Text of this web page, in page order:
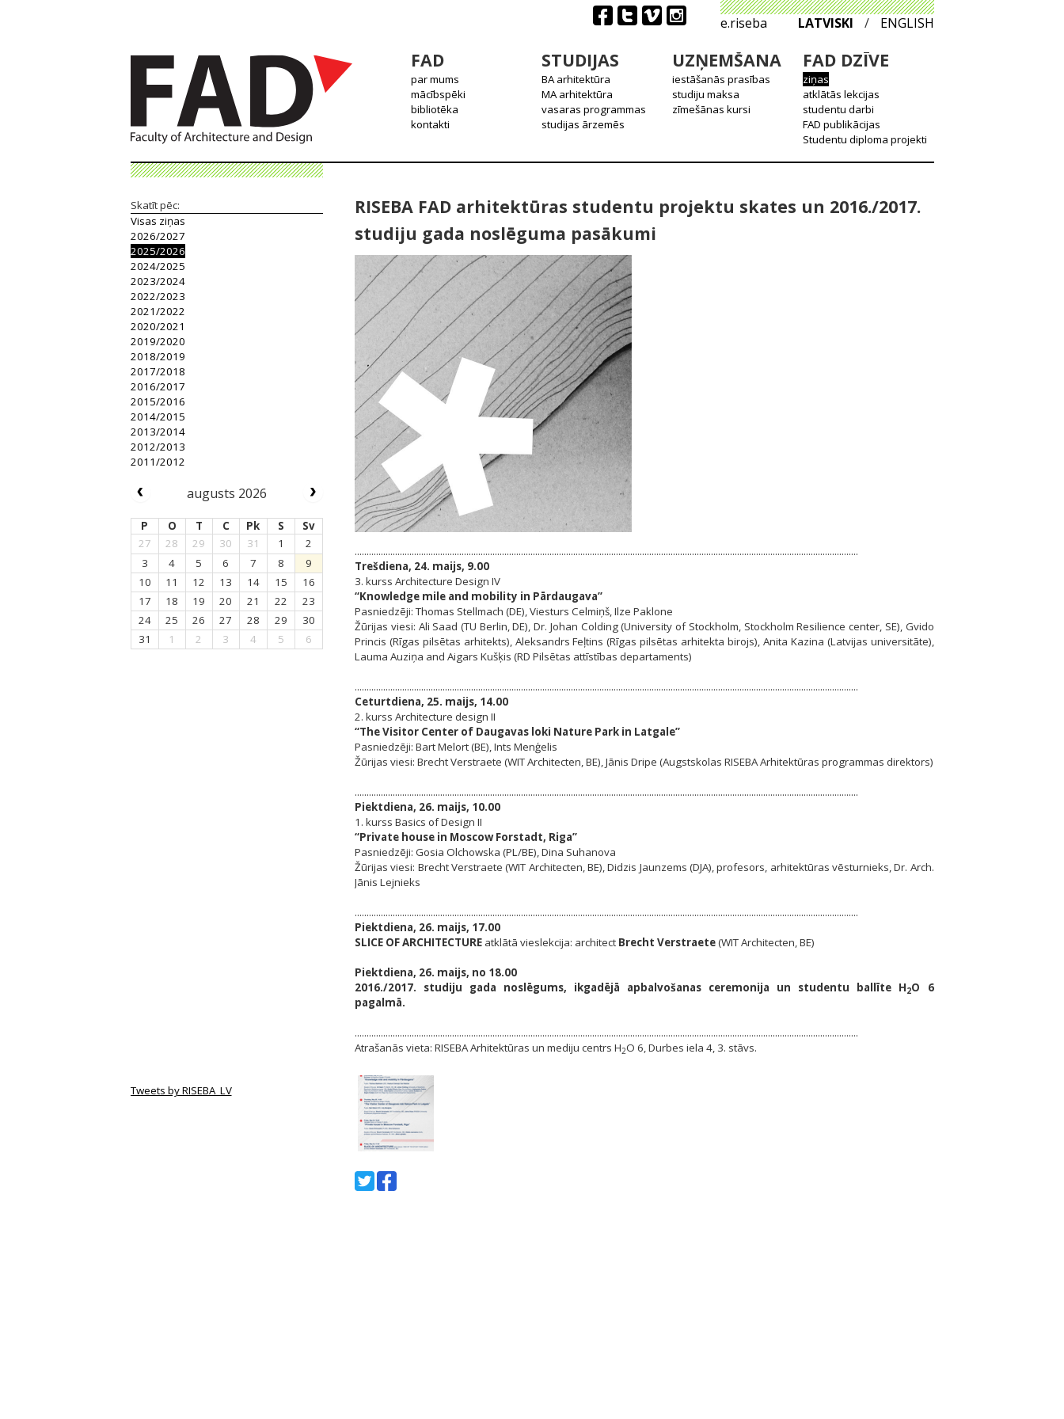
e.riseba LATVISKI / ENGLISH
FAD
par mums
mācībspēki
bibliotēka
kontakti
STUDIJAS
BA arhitektūra
MA arhitektūra
vasaras programmas
studijas ārzemēs
UZŅEMŠANA
iestāšanās prasības
studiju maksa
zīmešānas kursi
FAD DZĪVE
ziņas
atklātās lekcijas
studentu darbi
FAD publikācijas
Studentu diploma projekti
RISEBA FAD arhitektūras studentu projektu skates un 2016./2017.
studiju gada noslēguma pasākumi
....................................................................................................................................................................................................................
Trešdiena, 24. maijs, 9.00
3. kurss Architecture Design IV
“Knowledge mile and mobility in Pārdaugava”
Pasniedzēji: Thomas Stellmach (DE), Viesturs Celmiņš, Ilze Paklone
Žūrijas viesi: Ali Saad (TU Berlin, DE), Dr. Johan Colding (University of Stockholm, Stockholm Resilience center, SE), Gvido
Princis (Rīgas pilsētas arhitekts), Aleksandrs Feļtins (Rīgas pilsētas arhitekta birojs), Anita Kazina (Latvijas universitāte),
Lauma Auziņa and Aigars Kušķis (RD Pilsētas attīstības departaments)
....................................................................................................................................................................................................................
Ceturtdiena, 25. maijs, 14.00
2. kurss Architecture design II
“The Visitor Center of Daugavas loki Nature Park in Latgale”
Pasniedzēji: Bart Melort (BE), Ints Menģelis
Žūrijas viesi: Brecht Verstraete (WIT Architecten, BE), Jānis Dripe (Augstskolas RISEBA Arhitektūras programmas direktors)
....................................................................................................................................................................................................................
Piektdiena, 26. maijs, 10.00
1. kurss Basics of Design II
“Private house in Moscow Forstadt, Riga”
Pasniedzēji: Gosia Olchowska (PL/BE), Dina Suhanova
Žūrijas viesi: Brecht Verstraete (WIT Architecten, BE), Didzis Jaunzems (DJA), profesors, arhitektūras vēsturnieks, Dr. Arch.
Jānis Lejnieks
....................................................................................................................................................................................................................
Piektdiena, 26. maijs, 17.00
SLICE OF ARCHITECTURE atklātā vieslekcija: architect Brecht Verstraete(WIT Architecten, BE)
Piektdiena, 26. maijs, no 18.00
2016./2017. studiju gada noslēgums, ikgadējā apbalvošanas ceremonija un studentu ballīte H2O 6
pagalmā.
....................................................................................................................................................................................................................
Atrašanās vieta: RISEBA Arhitektūras un mediju centrs H2O 6, Durbes iela 4, 3. stāvs.
Skatīt pēc:
Visas ziņas
2026/2027
2025/2026
2024/2025
2023/2024
2022/2023
2021/2022
2020/2021
2019/2020
2018/2019
2017/2018
2016/2017
2015/2016
2014/2015
2013/2014
2012/2013
2011/2012
augusts 2026
P O T C Pk S
Sv
27
28 29 30 31 1
2
3
4 5 6 7 8
9
10
11 12 13 14 15
16
17
18 19 20 21 22
23
24
25 26 27 28 29
30
31
1 2 3 4 5 6
Tweets by RISEBA_LV